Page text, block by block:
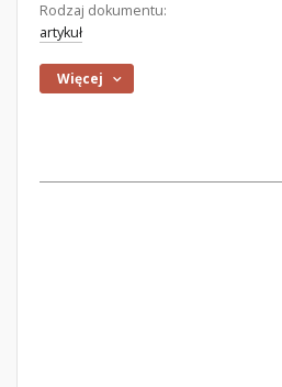
Rodzaj dokumentu:
artykuł
Więcej